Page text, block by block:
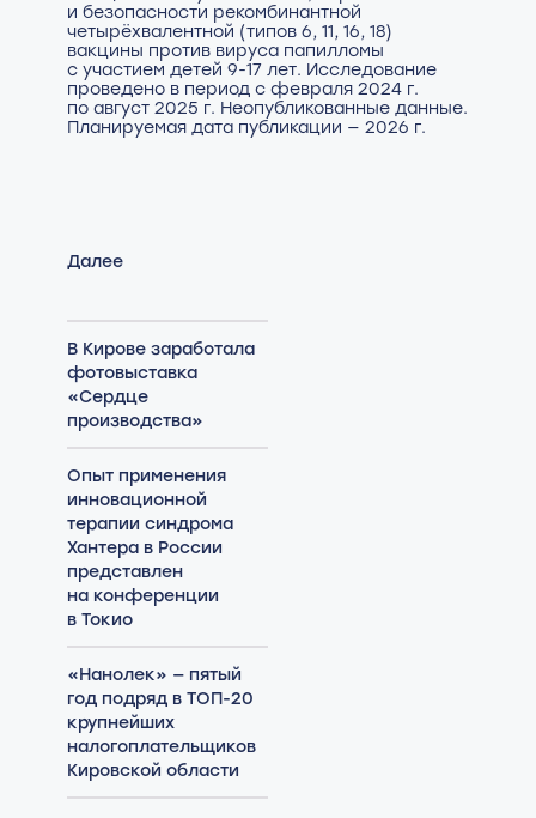
и безопасности рекомбинантной
четырёхвалентной (типов 6, 11, 16, 18)
вакцины против вируса папилломы
с участием детей 9-17 лет. Исследование
проведено в период с февраля 2024 г.
по август 2025 г. Неопубликованные данные.
Планируемая дата публикации — 2026 г.
Далее
В Кирове заработала
фотовыставка
«Сердце
производства»
Опыт применения
инновационной
терапии синдрома
Хантера в России
представлен
на конференции
в Токио
«Нанолек» — пятый
год подряд в ТОП-20
крупнейших
налогоплательщиков
Кировской области